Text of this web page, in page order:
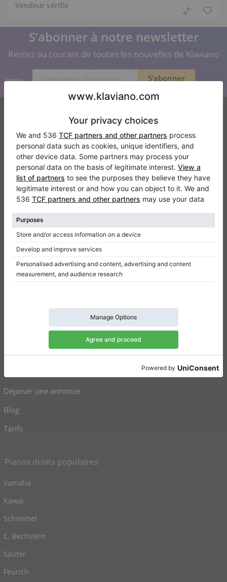
Vendeur vérifié
S’abonner à notre newsletter
Restez au courant de toutes les nouvelles de Klaviano
FAQ
Contact
Qui sommes-nous
Donner un avis
Conditions d’utilisation
Politique de confidentialité
Paramètres de consentement
Pianos à queue à vendre
Pianos droits d’occasion
Déposer une annonce
Blog
Tarifs
Pianos droits populaires
Yamaha
Kawai
Schimmel
C. Bechstein
Sauter
Feurich